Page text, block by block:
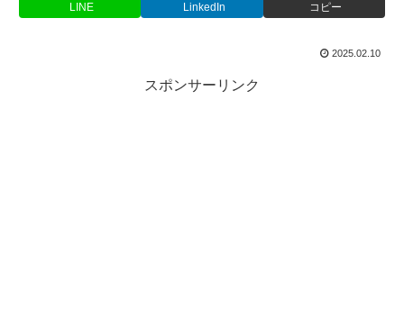
LINE LinkedIn コピー
2025.02.10
スポンサーリンク